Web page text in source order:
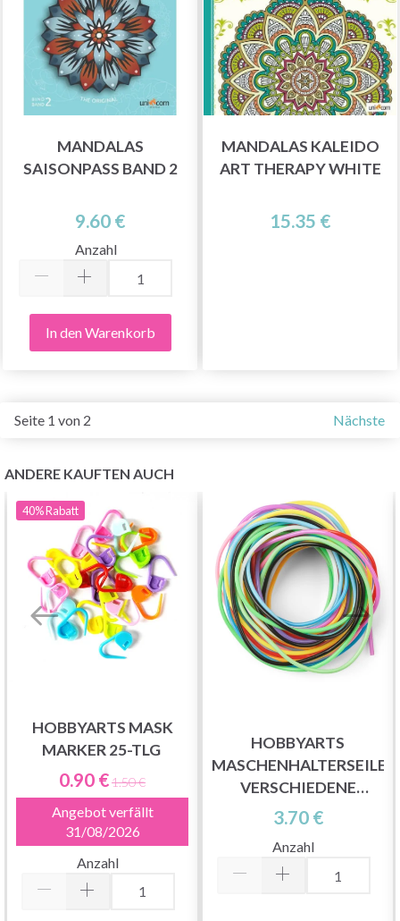
MANDALAS
SAISONPASS BAND 2
9.60 €
Anzahl
In den Warenkorb
MANDALAS KALEIDO
ART THERAPY WHITE
15.35 €
Seite 1 von 2 Nächste
ANDERE KAUFTEN AUCH
40%Rabatt
HOBBYARTS MASK
MARKER 25-TLG
0.90 €1.50 €
Angebot verfällt
31/08/2026
Anzahl
HOBBYARTS
MASCHENHALTERSEILE,
VERSCHIEDENE
FARBEN, 2 MM, 100 CM,
3.70 €
Anzahl